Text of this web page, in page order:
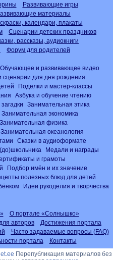
Развивающие игры
материалы
календари, плакаты
Сценарии детских праздников
рассказы, аудиокниги
Форум для родителей
Обучающее и развивающее видео
сценарии для дня рождения
Поделки и мастер-классы
Азбука и обучение чтению
Занимательная этика
Занимательная экономика
Занимательная физика
Занимательная океанология
Сказки в аудиоформате
Медали и награды
и грамоты
Подбор имён и их значение
полезных блюд для детей
Идеи рукоделия и творчества
О портале «Солнышко»
авторов
Достижения портала
Часто задаваемые вопросы (FAQ)
портала
Контакты
Перепубликация материалов без